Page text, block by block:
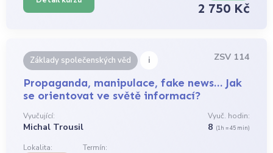
2 750 Kč
Základy společenských věd i ZSV 114
Propaganda, manipulace, fake news… Jak
se orientovat ve světě informací?
Vyučující:
Michal Trousil
Vyuč. hodin:
8 (1h = 45 min)
Lokalita:
Termín: